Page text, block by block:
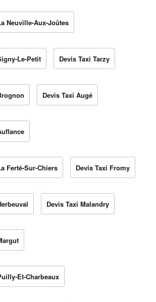
Neuville-Aux-Joûtes
Le-Petit Devis Taxi Tarzy
Devis Taxi Augé
Ferté-Sur-Chiers Devis Taxi Fromy
Devis Taxi Malandry
Et-Charbeaux